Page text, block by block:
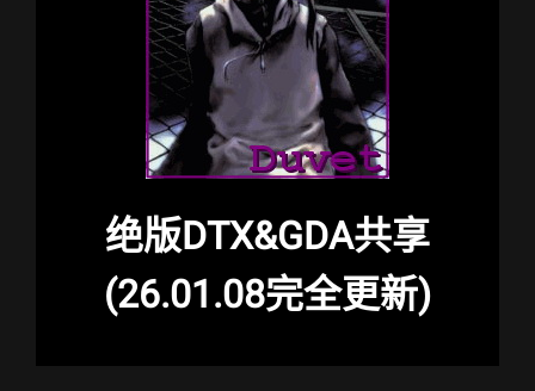
绝版DTX&GDA共享
(26.01.08完全更新)